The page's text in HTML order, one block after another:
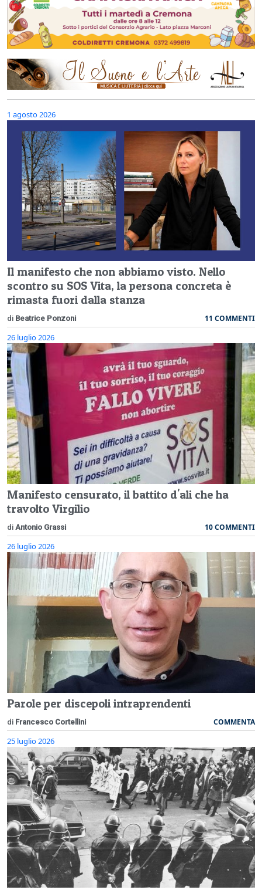
1 agosto 2026
Il manifesto che non abbiamo visto. Nello
scontro su SOS Vita, la persona concreta è
rimasta fuori dalla stanza
di Beatrice Ponzoni 11 COMMENTI
26 luglio 2026
Manifesto censurato, il battito d'ali che ha
travolto Virgilio
di Antonio Grassi 10 COMMENTI
26 luglio 2026
Parole per discepoli intraprendenti
di Francesco Cortellini COMMENTA
25 luglio 2026